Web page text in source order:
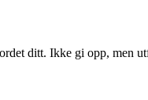
ditt. Ikke gi opp, men